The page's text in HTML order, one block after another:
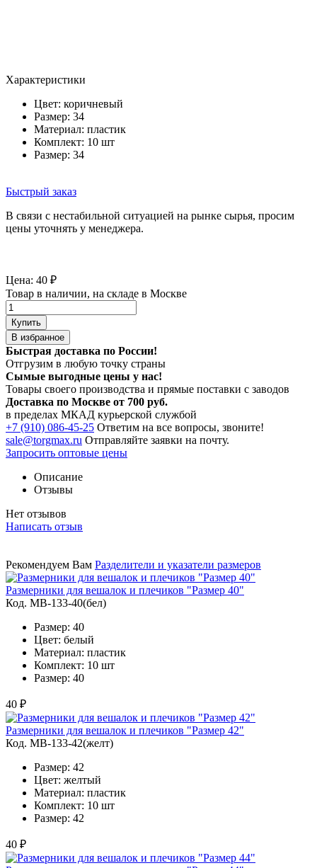
Характеристики
Цвет: коричневый
Размер: 34
Материал: пластик
Комплект: 10 шт
Размер: 34
Быстрый заказ
В связи с нестабильной ситуацией на рынке сырья, просим
цены уточнять у менеджера.
Цена: 40 ₽
Товар в наличии, на складе в Москве
Купить
В избранное
Быстрая доставка по России!
Отгрузим в любую точку страны
Сымые выгодные цены у нас!
Товары своего производства и прямые поставки с заводов
Доставка по Москве от 700 руб.
в пределах МКАД курьерской службой
+7 (910) 086-45-25 Ответим на все вопросы, звоните!
sale@torgmax.ru Отправляйте заявки на почту.
Запросить оптовые цены
Описание
Отзывы
Нет отзывов
Написать отзыв
Рекомендуем Вам Разделители и указатели размеров
Размерники для вешалок и плечиков "Размер 40"
Код. MВ-133-40(бел)
Размер: 40
Цвет: белый
Материал: пластик
Комплект: 10 шт
Размер: 40
40 ₽
Размерники для вешалок и плечиков "Размер 42"
Код. MВ-133-42(желт)
Размер: 42
Цвет: желтый
Материал: пластик
Комплект: 10 шт
Размер: 42
40 ₽